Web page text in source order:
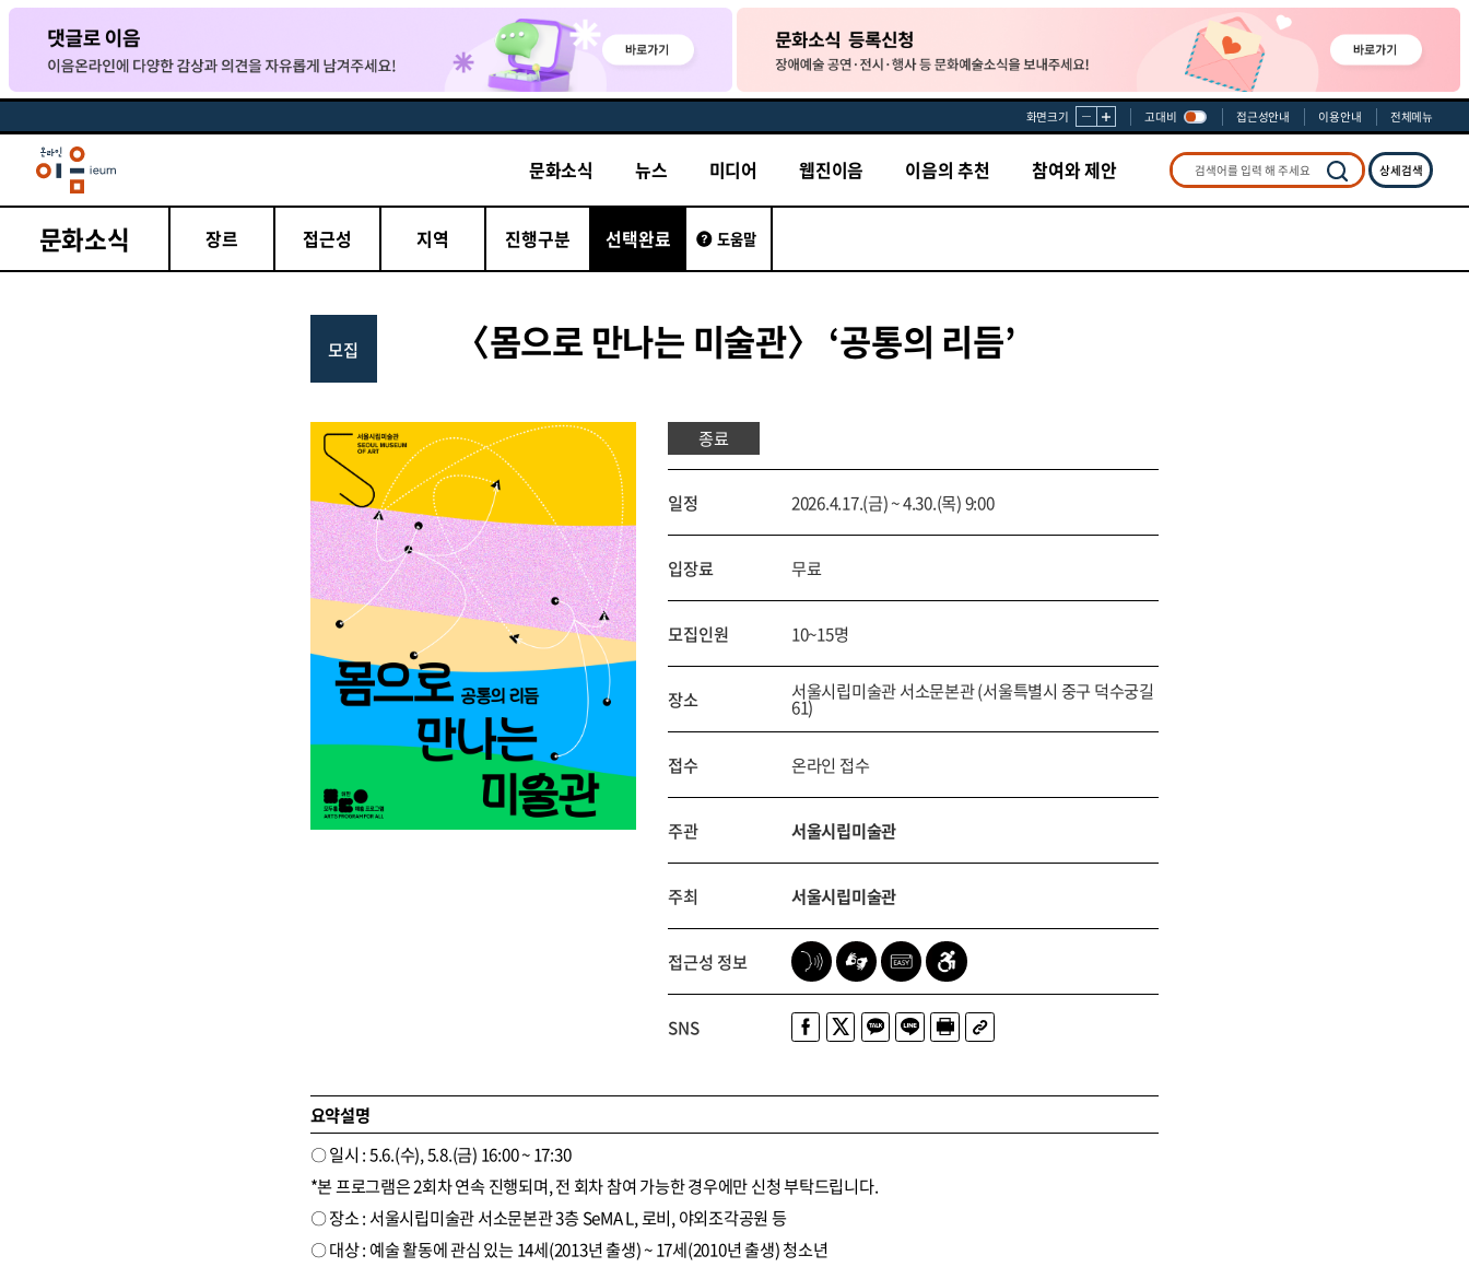
화면크기 고대비 접근성안내 이용안내 전체메뉴
문화소식 뉴스 미디어 웹진이음 이음의 추천 참여와 제안 검색 상세검색
문화소식 장르 접근성 지역 진행구분 선택완료 도움말
모집 〈몸으로 만나는 미술관〉 ‘공통의 리듬’
종료
일정 2026.4.17.(금) ~ 4.30.(목) 9:00
입장료 무료
모집인원 10~15명
장소 서울시립미술관 서소문본관 (서울특별시 중구 덕수궁길
61)
접수 온라인 접수
주관 서울시립미술관
주최 서울시립미술관
접근성 정보
SNS
요약설명
〇 일시 : 5.6.(수), 5.8.(금) 16:00 ~ 17:30
*본 프로그램은 2회차 연속 진행되며, 전 회차 참여 가능한 경우에만 신청 부탁드립니다.
〇 장소 : 서울시립미술관 서소문본관 3층 SeMA L, 로비, 야외조각공원 등
〇 대상 : 예술 활동에 관심 있는 14세(2013년 출생) ~ 17세(2010년 출생) 청소년